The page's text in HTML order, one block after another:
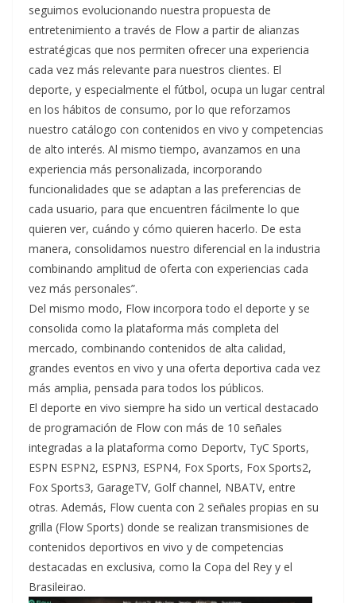
seguimos evolucionando nuestra propuesta de
entretenimiento a través de Flow a partir de alianzas
estratégicas que nos permiten ofrecer una experiencia
cada vez más relevante para nuestros clientes. El
deporte, y especialmente el fútbol, ocupa un lugar central
en los hábitos de consumo, por lo que reforzamos
nuestro catálogo con contenidos en vivo y competencias
de alto interés. Al mismo tiempo, avanzamos en una
experiencia más personalizada, incorporando
funcionalidades que se adaptan a las preferencias de
cada usuario, para que encuentren fácilmente lo que
quieren ver, cuándo y cómo quieren hacerlo. De esta
manera, consolidamos nuestro diferencial en la industria
combinando amplitud de oferta con experiencias cada
vez más personales”.
Del mismo modo, Flow incorpora todo el deporte y se
consolida como la plataforma más completa del
mercado, combinando contenidos de alta calidad,
grandes eventos en vivo y una oferta deportiva cada vez
más amplia, pensada para todos los públicos.
El deporte en vivo siempre ha sido un vertical destacado
de programación de Flow con más de 10 señales
integradas a la plataforma como Deportv, TyC Sports,
ESPN ESPN2, ESPN3, ESPN4, Fox Sports, Fox Sports2,
Fox Sports3, GarageTV, Golf channel, NBATV, entre
otras. Además, Flow cuenta con 2 señales propias en su
grilla (Flow Sports) donde se realizan transmisiones de
contenidos deportivos en vivo y de competencias
destacadas en exclusiva, como la Copa del Rey y el
Brasileirao.